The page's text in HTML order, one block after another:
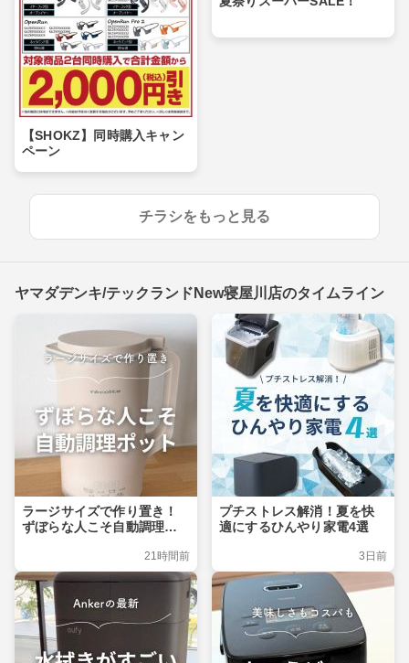
【SHOKZ】同時購入キャン
ペーン
チラシをもっと見る
ヤマダデンキ/テックランドNew寝屋川店のタイムライン
ラージサイズで作り置き！
ずぼらな人こそ自動調理ポ
21時間前
プチストレス解消！夏を快
適にするひんやり家電4選
3日前